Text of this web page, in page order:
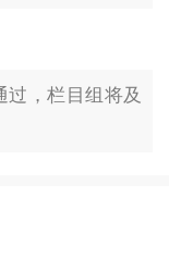
过，栏目组将及